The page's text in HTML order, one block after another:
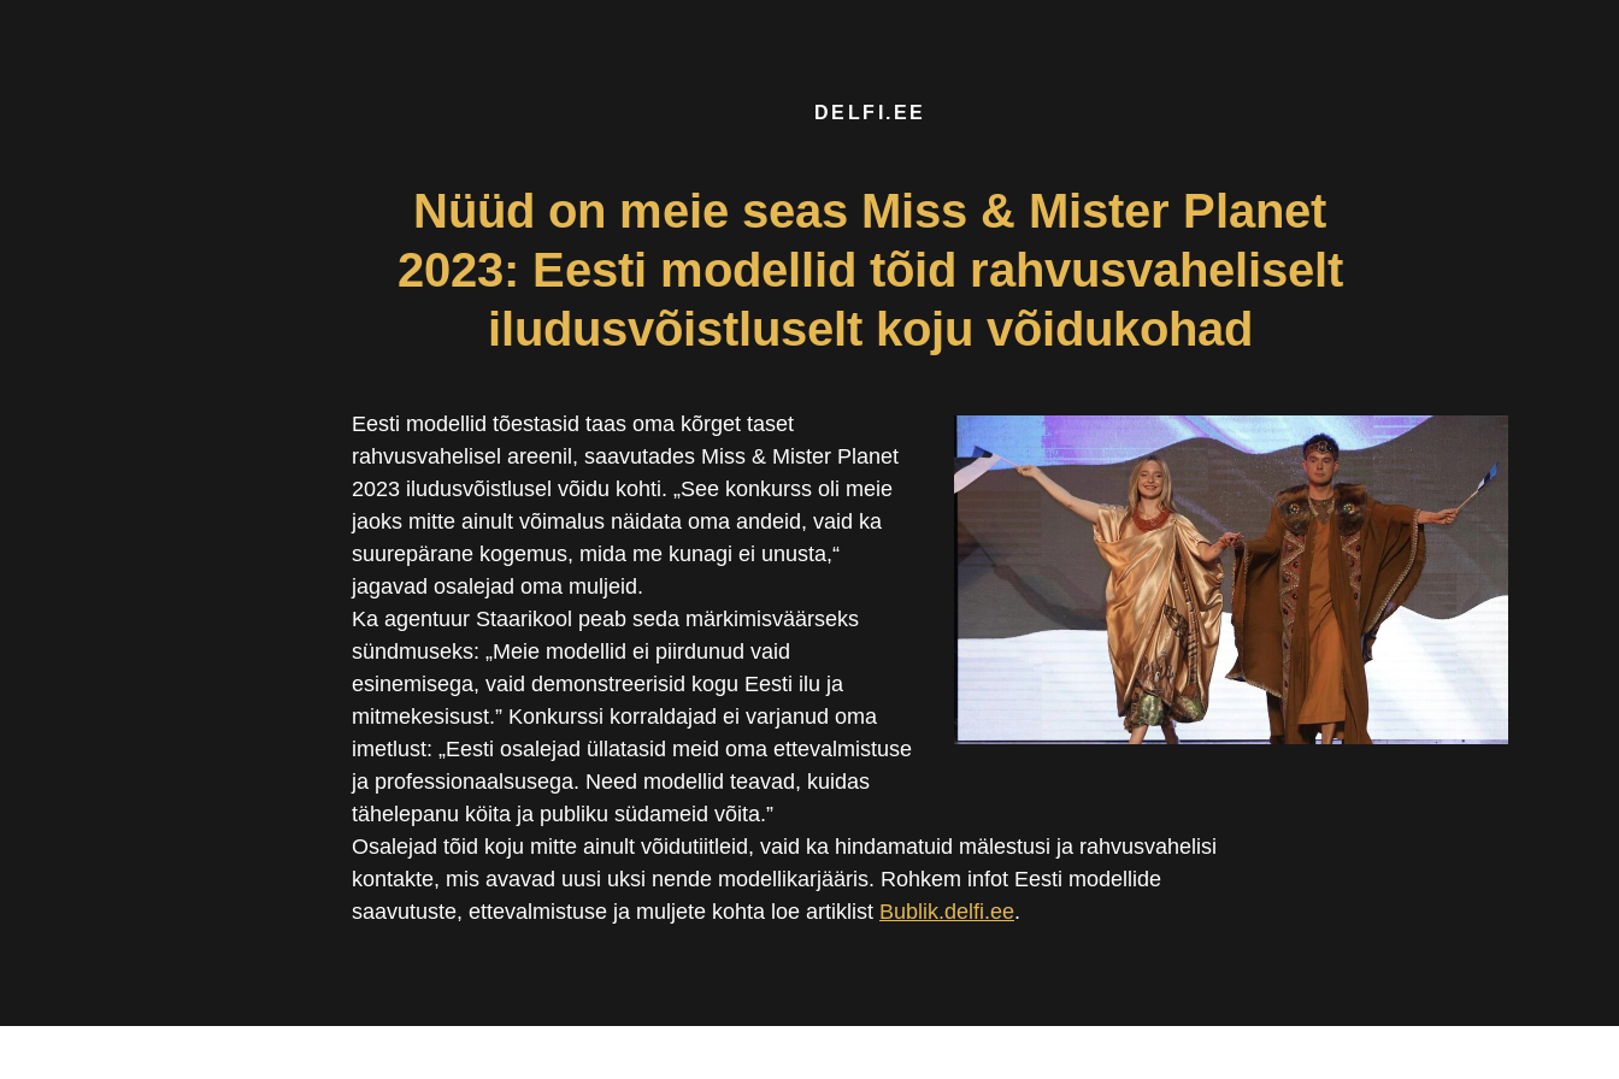
DELFI.EE
Nüüd on meie seas Miss & Mister Planet
2023: Eesti modellid tõid rahvusvaheliselt
iludusvõistluselt koju võidukohad
Eesti modellid tõestasid taas oma kõrget taset
rahvusvahelisel areenil, saavutades Miss & Mister Planet
2023 iludusvõistlusel võidu kohti. „See konkurss oli meie
jaoks mitte ainult võimalus näidata oma andeid, vaid ka
suurepärane kogemus, mida me kunagi ei unusta,“
jagavad osalejad oma muljeid.
Ka agentuur Staarikool peab seda märkimisväärseks
sündmuseks: „Meie modellid ei piirdunud vaid
esinemisega, vaid demonstreerisid kogu Eesti ilu ja
mitmekesisust.” Konkurssi korraldajad ei varjanud oma
imetlust: „Eesti osalejad üllatasid meid oma ettevalmistuse
ja professionaalsusega. Need modellid teavad, kuidas
tähelepanu köita ja publiku südameid võita.”
Osalejad tõid koju mitte ainult võidutiitleid, vaid ka hindamatuid mälestusi ja rahvusvahelisi
kontakte, mis avavad uusi uksi nende modellikarjääris. Rohkem infot Eesti modellide
saavutuste, ettevalmistuse ja muljete kohta loe artiklist Bublik.delfi.ee.